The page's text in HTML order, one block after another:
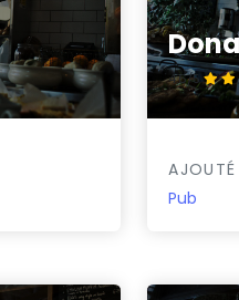
4.6/5
AJOUTÉ
Pub